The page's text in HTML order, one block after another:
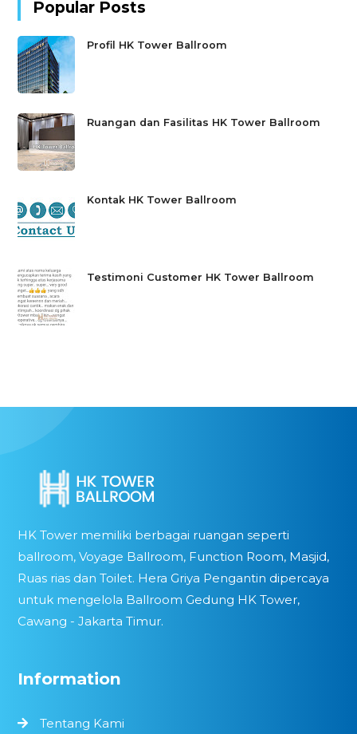
Popular Posts
Profil HK Tower Ballroom
Ruangan dan Fasilitas HK Tower Ballroom
Kontak HK Tower Ballroom
Testimoni Customer HK Tower Ballroom
HK Tower memiliki berbagai ruangan seperti
ballroom, Voyage Ballroom, Function Room, Masjid,
Ruas rias dan Toilet. Hera Griya Pengantin dipercaya
untuk mengelola Ballroom Gedung HK Tower,
Cawang - Jakarta Timur.
Information
Tentang Kami